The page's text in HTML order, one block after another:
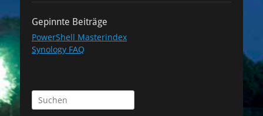
Gepinnte Beiträge
PowerShell Masterindex
Synology FAQ
Suchen
nach: